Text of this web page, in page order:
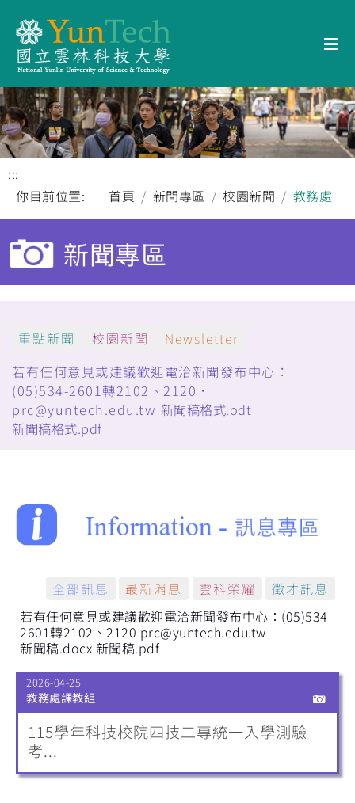
:::
你目前位置:
首頁 新聞專區 校園新聞 教務處
新聞專區
重點新聞 校園新聞
Newsletter
若有任何意見或建議歡迎電洽新聞發布中心：
(05)534-2601轉2102、2120．
prc@yuntech.edu.tw 新聞稿格式.odt
新聞稿格式.pdf
全部訊息 最新消息 雲科榮耀
徵才訊息
若有任何意見或建議歡迎電洽新聞發布中心：(05)534-
2601轉2102、2120 prc@yuntech.edu.tw
新聞稿.docx 新聞稿.pdf
2026-04-25
教務處課教組
115學年科技校院四技二專統一入學測驗
考...